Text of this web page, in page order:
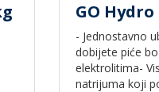
GO Hydro
- Jednostavno
dobijete piće
elektrolitima-
natrijuma koji